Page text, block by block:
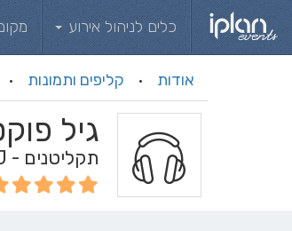
כלים לניהול אירוע
אודות · קליפים ותמונות ·
גיל
תקליטנים - DJ